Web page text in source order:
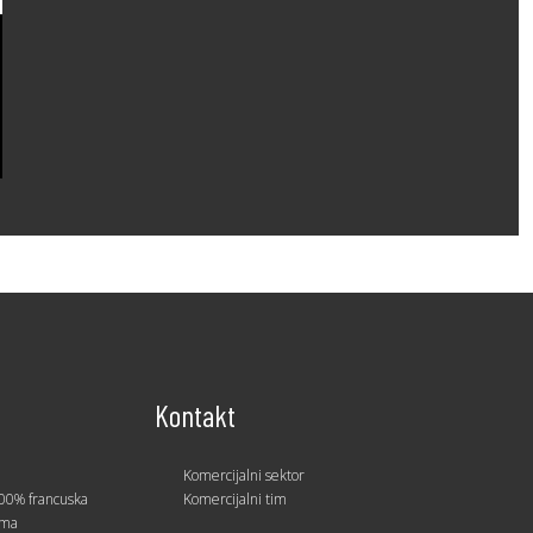
francuska
Kontakt
Komercijalni sektor
Komercijalni tim